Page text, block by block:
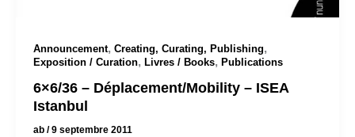
Announcement, Creating, Curating, Publishing,
Exposition / Curation, Livres / Books, Publications
6×6/36 – Déplacement/Mobility – ISEA
Istanbul
ab /9 septembre 2011